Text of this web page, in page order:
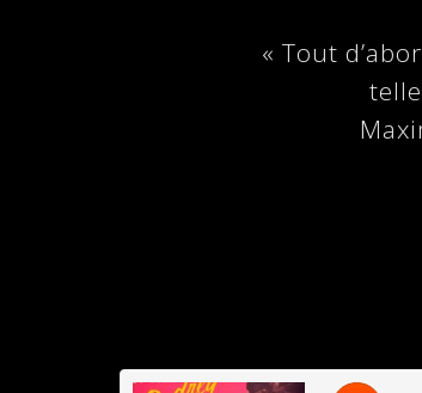
« Tout